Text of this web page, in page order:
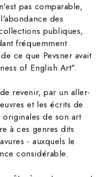
pas comparable,
des
publiques,
fréquemment
ce que Pevsner avait
of English Art".
revenir, par un aller-
et les écrits de
originales de son art
à ces genres dits
- auxquels le
considérable.